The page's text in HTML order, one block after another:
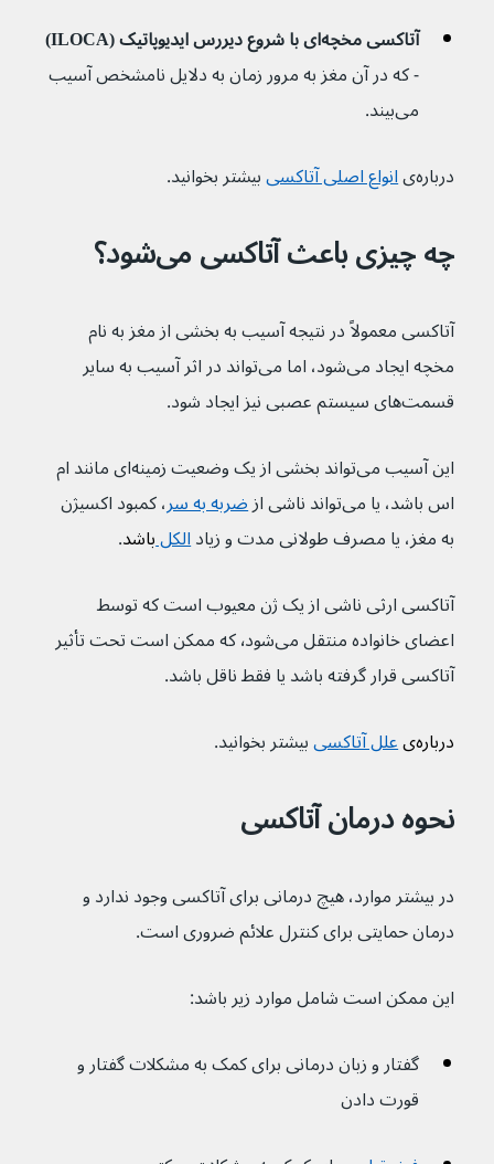
آتاکسی مخچه‌ای با شروع دیررس ایدیوپاتیک (ILOCA)
- که در آن مغز به مرور زمان به دلایل نامشخص آسیب
می‌بیند.
درباره‌ی انواع اصلی آتاکسی بیشتر بخوانید.
چه چیزی باعث آتاکسی می‌شود؟
آتاکسی معمولاً در نتیجه آسیب به بخشی از مغز به نام
مخچه ایجاد می‌شود، اما می‌تواند در اثر آسیب به سایر
قسمت‌های سیستم عصبی نیز ایجاد شود.
این آسیب می‌تواند بخشی از یک وضعیت زمینه‌ای مانند ام
اس باشد، یا می‌تواند ناشی از
ضربه به سر، کمبود اکسیژن
به مغز، یا مصرف طولانی مدت و زیاد الکل باشد.
آتاکسی ارثی ناشی از یک ژن معیوب است که توسط
اعضای خانواده منتقل می‌شود٬ که ممکن است تحت تأثیر
آتاکسی قرار گرفته باشد یا فقط ناقل باشد.
درباره‌ی علل آتاکسی بیشتر بخوانید.
نحوه درمان آتاکسی
در بیشتر موارد، هیچ درمانی برای آتاکسی وجود ندارد و
درمان حمایتی برای کنترل علائم ضروری است.
این ممکن است شامل موارد زیر باشد:
گفتار و زبان درمانی برای کمک به مشکلات گفتار و
قورت دادن